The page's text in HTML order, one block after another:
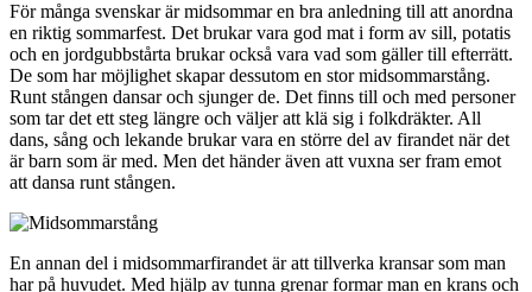
För många svenskar är midsommar en bra anledning till att anordna
en riktig sommarfest. Det brukar vara god mat i form av sill, potatis
och en jordgubbstårta brukar också vara vad som gäller till efterrätt.
De som har möjlighet skapar dessutom en stor midsommarstång.
Runt stången dansar och sjunger de. Det finns till och med personer
som tar det ett steg längre och väljer att klä sig i folkdräkter. All
dans, sång och lekande brukar vara en större del av firandet när det
är barn som är med. Men det händer även att vuxna ser fram emot
att dansa runt stången.
En annan del i midsommarfirandet är att tillverka kransar som man
har på huvudet. Med hjälp av tunna grenar formar man en krans och